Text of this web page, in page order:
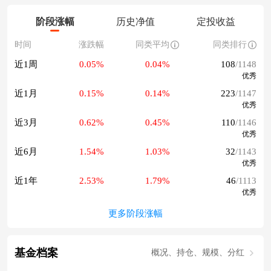
阶段涨幅 历史净值 定投收益
时间 涨跌幅 同类平均 同类排行
近1周 0.05% 0.04% 108/1148
优秀
近1月 0.15% 0.14% 223/1147
优秀
近3月 0.62% 0.45% 110/1146
优秀
近6月 1.54% 1.03% 32/1143
优秀
近1年 2.53% 1.79% 46/1113
优秀
更多阶段涨幅
基金档案 概况、持仓、规模、分红